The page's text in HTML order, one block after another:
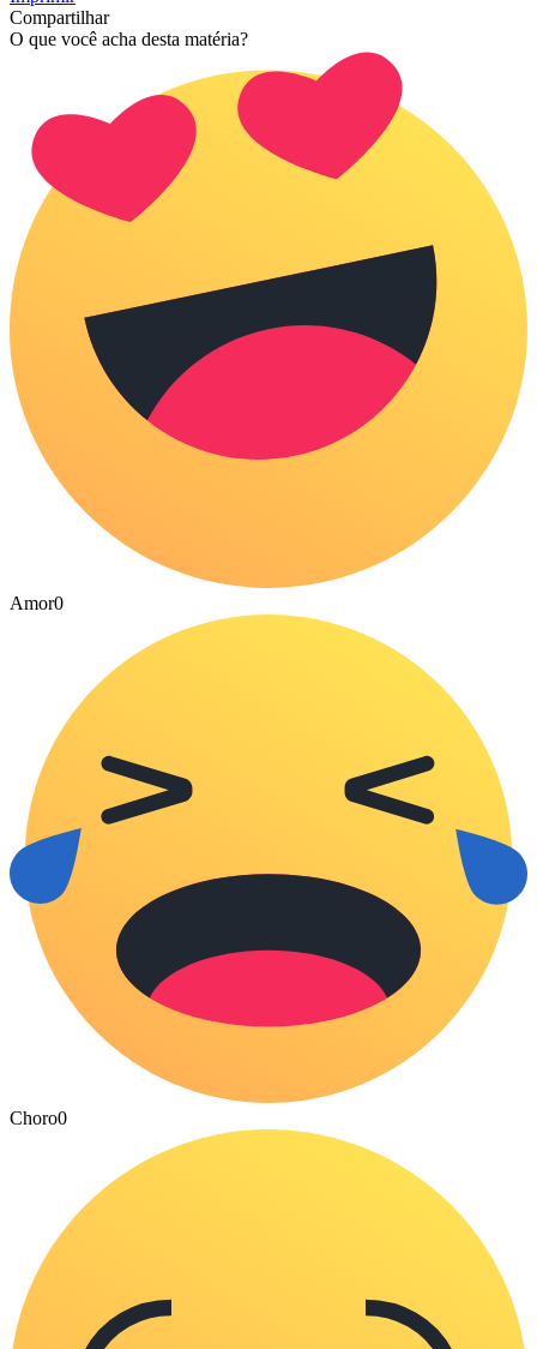
Compartilhar
O que você acha desta matéria?
Amor0
Choro0